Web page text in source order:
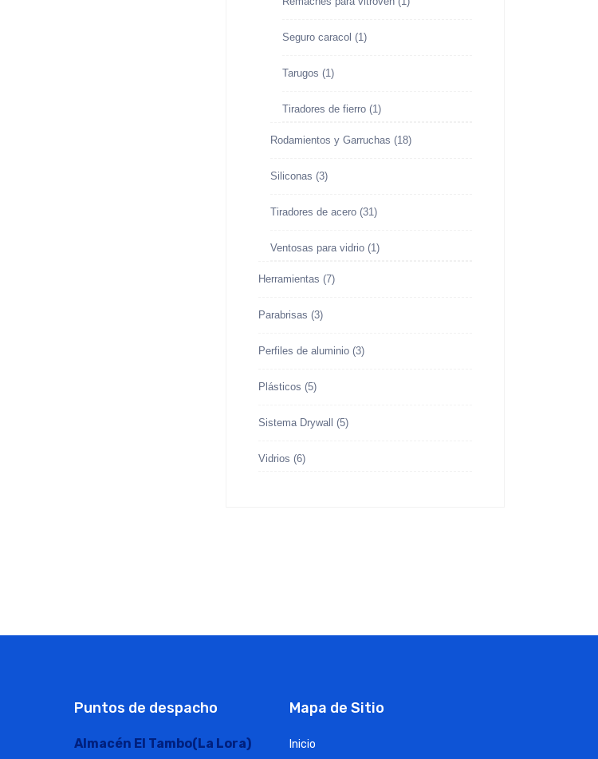
Seguro caracol (1)
Tarugos (1)
Tiradores de fierro (1)
Rodamientos y Garruchas (18)
Siliconas (3)
Tiradores de acero (31)
Ventosas para vidrio (1)
Herramientas (7)
Parabrisas (3)
Perfiles de aluminio (3)
Plásticos (5)
Sistema Drywall (5)
Vidrios (6)
Puntos de despacho
Almacén El Tambo(La Lora)
Mapa de Sitio
Inicio